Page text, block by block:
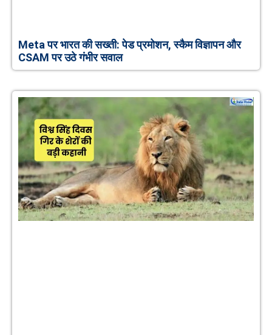
Meta पर भारत की सख्ती: पेड प्रमोशन, स्कैम विज्ञापन और
CSAM पर उठे गंभीर सवाल